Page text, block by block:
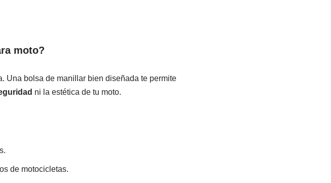
moto?
Una bolsa de manillar bien diseñada te permite
ni la estética de tu moto.
de motocicletas.